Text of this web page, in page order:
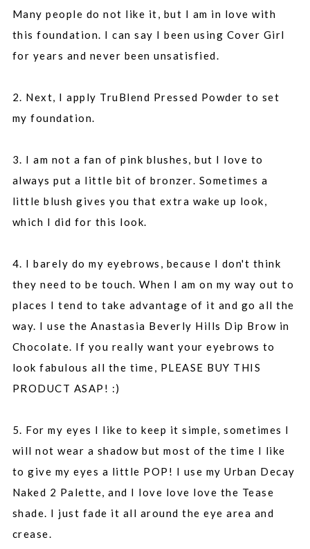
Many people do not like it, but I am in love with
this foundation. I can say I been using Cover Girl
for years and never beenunsatisfied.
2. Next, I apply TruBlend Pressed Powder to set
my foundation.
3. I am not a fan of pink blushes, but I love to
always put a little bit of bronzer. Sometimes a
little blush gives youthat extra wake up look,
which I did for this look.
4. I barely do my eyebrows, because I don't think
they need to be touch. When I am on my way out to
places I tend to take advantage of it and go all the
way. I use the Anastasia Beverly Hills Dip Brow in
Chocolate. If you really want your eyebrows to
look fabulous all the time, PLEASE BUY THIS
PRODUCT ASAP! :)
5. For my eyes I like to keep it simple, sometimes I
will not wear a shadow but most of the time I like
to give my eyes a little POP! I use my Urban Decay
Naked 2 Palette, and I love love love the Tease
shade. I just fade it all around the eye area and
crease.